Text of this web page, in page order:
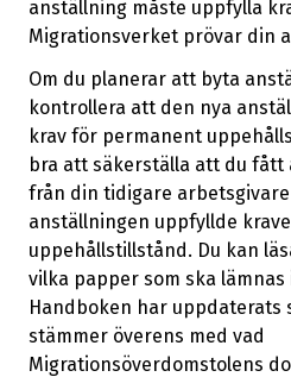
anställning måste uppfylla
Migrationsverket prövar din
Om du planerar att byta
kontrollera att den nya
krav för permanent
bra att säkerställa att du fått
från din tidigare
anställningen uppfyllde
uppehållstillstånd. Du kan
vilka papper som ska lämnas
Handboken har uppdaterats
stämmer överens med vad
Migrationsöverdomstolens